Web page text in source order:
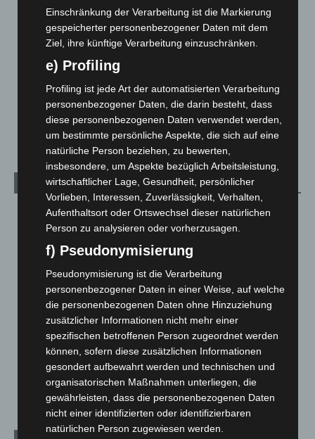
Mann läuft mit Hockeyschläger über A7 – Polizei sucht
Zeugen
Celle: Mensch stirbt bei Bagger-Unfall auf Baustelle
5. August 2026
Kategorien
Blaulicht
2.799
Corona-News
Hannover und Region
Langenhagen und Ortsteile
Leserbriefe
Menschen
Über uns
Veranstaltungen
1.888
Einschränkung der Verarbeitung ist die Markierung
gespeicherter personenbezogener Daten mit dem
Ziel, ihre künftige Verarbeitung einzuschränken.
e) Profiling
Profiling ist jede Art der automatisierten Verarbeitung
personenbezogener Daten, die darin besteht, dass
diese personenbezogenen Daten verwendet werden,
um bestimmte persönliche Aspekte, die sich auf eine
natürliche Person beziehen, zu bewerten,
insbesondere, um Aspekte bezüglich Arbeitsleistung,
wirtschaftlicher Lage, Gesundheit, persönlicher
Vorlieben, Interessen, Zuverlässigkeit, Verhalten,
Aufenthaltsort oder Ortswechsel dieser natürlichen
Person zu analysieren oder vorherzusagen.
f) Pseudonymisierung
Pseudonymisierung ist die Verarbeitung
personenbezogener Daten in einer Weise, auf welche
die personenbezogenen Daten ohne Hinzuziehung
zusätzlicher Informationen nicht mehr einer
spezifischen betroffenen Person zugeordnet werden
können, sofern diese zusätzlichen Informationen
gesondert aufbewahrt werden und technischen und
organisatorischen Maßnahmen unterliegen, die
gewährleisten, dass die personenbezogenen Daten
nicht einer identifizierten oder identifizierbaren
natürlichen Person zugewiesen werden.